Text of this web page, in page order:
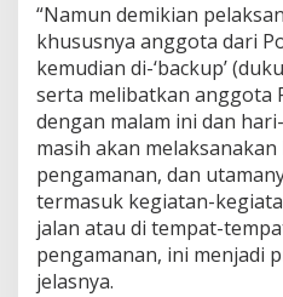
“Namun demikian
khususnya anggota dari
kemudian di-‘backup’
serta melibatkan anggota
dengan malam ini dan
masih akan
pengamanan, dan
termasuk kegiatan-
jalan atau di tempat-
pengamanan, ini menjadi
jelasnya.